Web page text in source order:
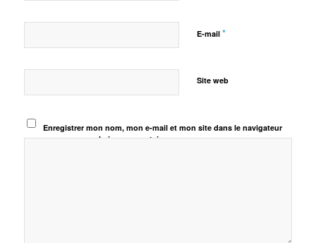
E-mail *
Site web
Enregistrer mon nom, mon e-mail et mon site dans le navigateur
pour mon prochain commentaire.